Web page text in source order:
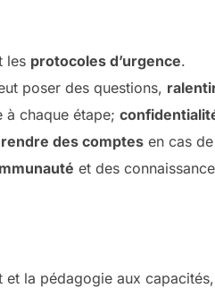
les protocoles d’urgence.
poser des questions,
chaque étape;
rendre des comptes en cas
et des
et la pédagogie aux